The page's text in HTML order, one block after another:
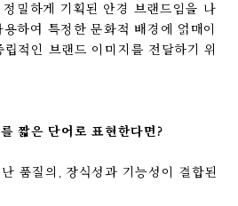
밀하게 기획된 안경 브랜드임을 나
하여 특정한 문화적 배경에 얽매이
적인 브랜드 이미지를 전달하기 위
짧은 단어로 표현한다면?
품질의, 장식성과 기능성이 결합된